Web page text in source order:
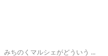
ちのくマルシェがどういう ...